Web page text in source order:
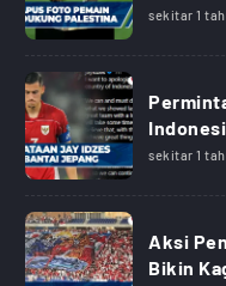
sekitar 1
sekitar 1
Aksi
Bikin